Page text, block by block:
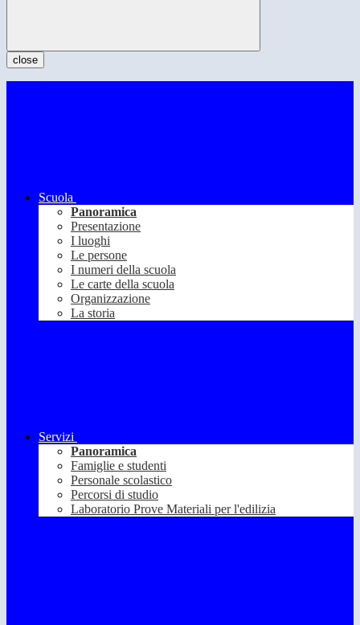
close
Scuola
Panoramica
Presentazione
I luoghi
Le persone
I numeri della scuola
Le carte della scuola
Organizzazione
La storia
Servizi
Panoramica
Famiglie e studenti
Personale scolastico
Percorsi di studio
Laboratorio Prove Materiali per l'edilizia